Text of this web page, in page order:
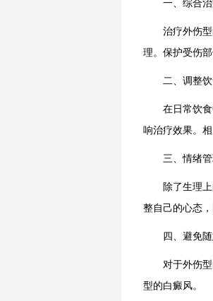
一、综合治
治疗外伤型白
理。保护受伤
二、调整饮
在日常饮食中
响治疗效果。
三、情绪管
除了生理上的
整自己的心态
四、避免随
对于外伤型白
型的白癜风。